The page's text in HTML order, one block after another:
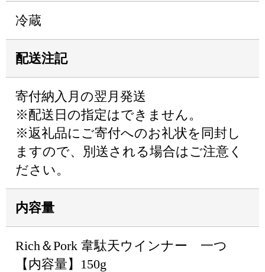
冷蔵
配送注記
寄付納入月の翌月発送
※配送日の指定はできません。
※返礼品にご寄付へのお礼状を同封し
ますので、別送される場合はご注意く
ださい。
内容量
Rich＆Pork 韋駄天ウインナー 一つ
【内容量】150g